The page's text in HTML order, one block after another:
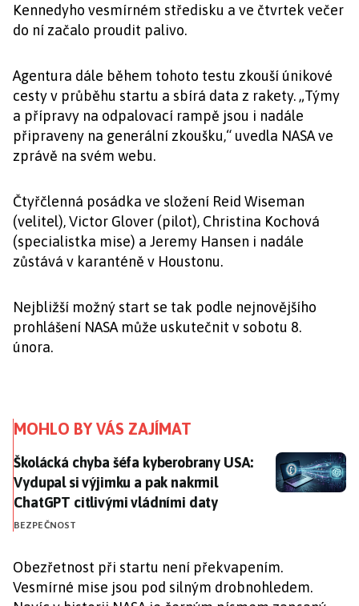
Kennedyho vesmírném středisku a ve čtvrtek večer
do ní začalo proudit palivo.
Agentura dále během tohoto testu zkouší únikové
cesty v průběhu startu a sbírá data z rakety. „Týmy
a přípravy na odpalovací rampě jsou i nadále
připraveny na generální zkoušku,“ uvedla NASA ve
zprávě na svém webu.
Čtyřčlenná posádka ve složení Reid Wiseman
(velitel), Victor Glover (pilot), Christina Kochová
(specialistka mise) a Jeremy Hansen i nadále
zůstává v karanténě v Houstonu.
Nejbližší možný start se tak podle nejnovějšího
prohlášení NASA může uskutečnit v sobotu 8.
února.
MOHLO BY VÁS ZAJÍMAT
Školácká chyba šéfa kyberobrany USA: Vydupal si
Školácká chyba šéfa kyberobrany USA:
Vydupal si výjimku a pak nakrmil
ChatGPT citlivými vládními daty
BEZPEČNOST
Obezřetnost při startu není překvapením.
Vesmírné mise jsou pod silným drobnohledem.